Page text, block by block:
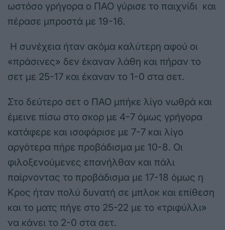
ωστόσο γρήγορα ο ΠΑΟ γύρισε το παιχνίδι και
πέρασε μπροστά με 19-16.
Η συνέχεια ήταν ακόμα καλύτερη αφού οι
«πράσινες» δεν έκαναν λάθη και πήραν το
σετ με 25-17 και έκαναν το 1-0 στα σετ.
Στο δεύτερο σετ ο ΠΑΟ μπήκε λίγο νωθρά και
έμεινε πίσω στο σκορ με 4-7 όμως γρήγορα
κατάφερε και ισοφάρισε με 7-7 και λίγο
αργότερα πήρε προβάδισμα με 10-8. Οι
φιλοξενούμενες επανήλθαν και πάλι
παίρνοντας το προβάδισμα με 17-18 όμως η
Κρος ήταν πολύ δυνατή σε μπλοκ και επίθεση
και το ματς πήγε στο 25-22 με το «τριφύλλι»
να κάνει το 2-0 στα σετ.